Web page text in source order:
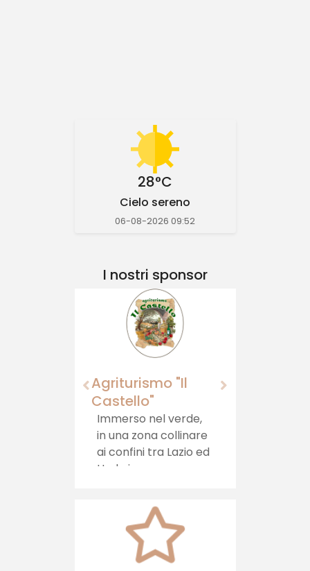
28°C
Cielo sereno
06-08-2026 09:52
I nostri sponsor
Agriturismo "Il
Castello"
Immerso nel verde,
in una zona collinare
ai confini tra Lazio ed
Umbria, sorge
Castello, che offre
ospitalità, cibi sani e